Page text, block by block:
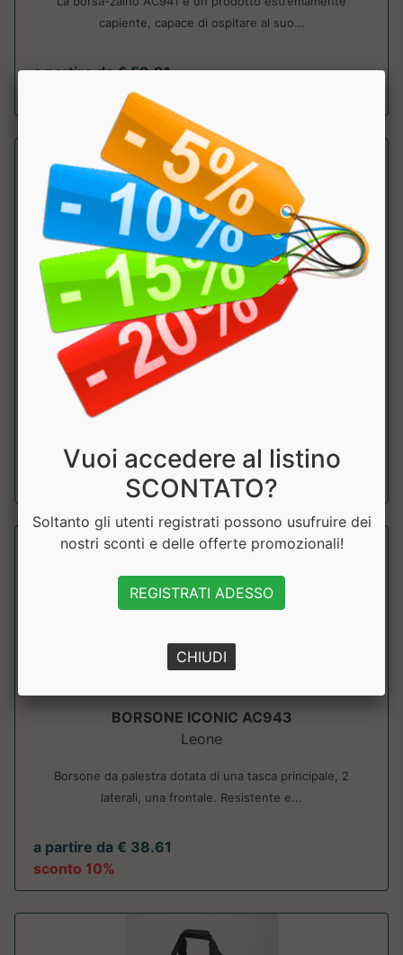
capiente, capace di ospitare al suo...
a partire da € 53.91
ZAINO AMBASSADOR AC952
Leone
Zaino con diversi compartimenti per gli accessori e una
tasca rigida per le scarpe. Prezzo...
a partire da € 44.91
BORSONE ICONIC AC943
Leone
Borsone da palestra dotata di una tasca principale, 2
laterali, una frontale. Resistente e...
a partire da € 38.61
sconto 10%
Vuoi accedere al listino
SCONTATO?
Soltanto gli utenti registrati possono usufruire dei
nostri sconti e delle offerte promozionali!
REGISTRATI ADESSO
CHIUDI